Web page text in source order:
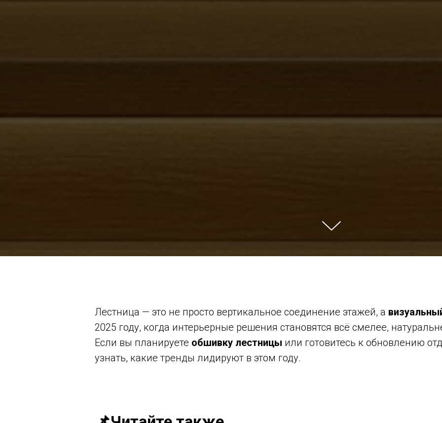
Лестница — это не просто вертикальное соединение этажей, а
2025 году, когда интерьерные решения становятся всё смелее,
Если вы планируете обшивку лестницы или готовитесь к обновлению
узнать, какие тренды лидируют в этом году.